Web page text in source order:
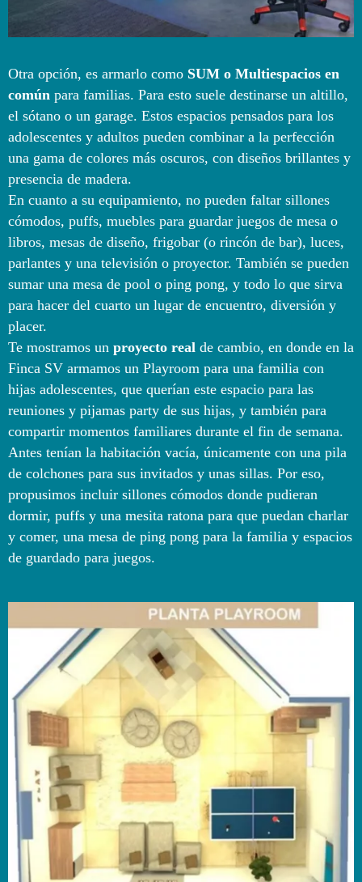
Otra opción, es armarlo como SUM o Multiespacios en
común para familias. Para esto suele destinarse un altillo,
el sótano o un garage. Estos espacios pensados para los
adolescentes y adultos pueden combinar a la perfección
una gama de colores más oscuros, con diseños brillantes y
presencia de madera.
En cuanto a su equipamiento, no pueden faltar sillones
cómodos, puffs, muebles para guardar juegos de mesa o
libros, mesas de diseño, frigobar (o rincón de bar), luces,
parlantes y una televisión o proyector. También se pueden
sumar una mesa de pool o ping pong, y todo lo que sirva
para hacer del cuarto un lugar de encuentro, diversión y
placer.
Te mostramos un proyecto real de cambio, en donde en la
Finca SV armamos un Playroom para una familia con
hijas adolescentes, que querían este espacio para las
reuniones y pijamas party de sus hijas, y también para
compartir momentos familiares durante el fin de semana.
Antes tenían la habitación vacía, únicamente con una pila
de colchones para sus invitados y unas sillas. Por eso,
propusimos incluir sillones cómodos donde pudieran
dormir, puffs y una mesita ratona para que puedan charlar
y comer, una mesa de ping pong para la familia y espacios
de guardado para juegos.